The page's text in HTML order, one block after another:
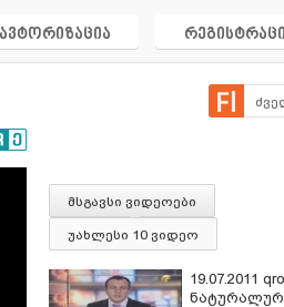
ავტორიზაცია
მსგავსი ვიდეოები
უახლესი 10 ვიდეო
19.07.2011